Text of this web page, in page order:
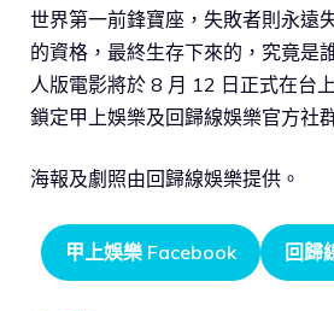
世界第一前鋒寶座，失敗者則永遠
的資格，最終生存下來的，究竟是
人版電影將於 8 月 12 日正式在台
鎖定甲上娛樂及回歸線娛樂官方社
海報及劇照由回歸線娛樂提供。
甲上娛樂 Facebook 回歸